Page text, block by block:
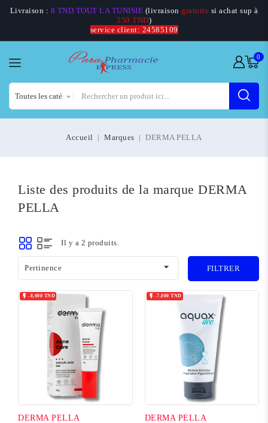
Livraison : 8 TND TOUT LA TUNISIE (livraison gratuite si achat sup à
250 TND)
service client: 24585109
0
Accueil Marques DERMA PELLA
Liste des produits de la marque DERMA
PELLA
Il y a 2 produits.
Pertinence  FILTRER
 -8,000 TND
DERMA PELLA
 -7,000 TND
DERMA PELLA